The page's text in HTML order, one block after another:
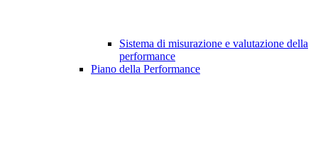
Sistema di misurazione e valutazione della
performance
Piano della Performance